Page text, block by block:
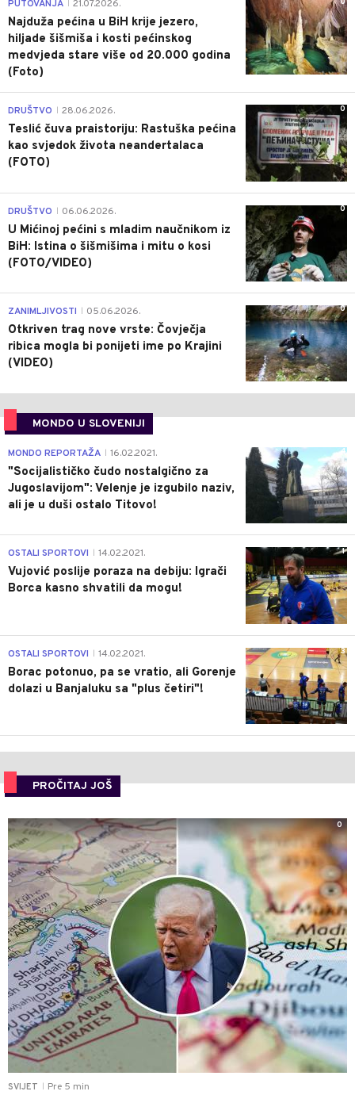
PUTOVANJA 21.07.2026.
Najduža pećina u BiH krije jezero,
hiljade šišmiša i kosti pećinskog
medvjeda stare više od 20.000 godina
(Foto)
0
DRUŠTVO 28.06.2026.
Teslić čuva praistoriju: Rastuška pećina
kao svjedok života neandertalaca
(FOTO)
0
DRUŠTVO 06.06.2026.
U Mićinoj pećini s mladim naučnikom iz
BiH: Istina o šišmišima i mitu o kosi
(FOTO/VIDEO)
0
ZANIMLJIVOSTI 05.06.2026.
Otkriven trag nove vrste: Čovječja
ribica mogla bi ponijeti ime po Krajini
(VIDEO)
MONDO U SLOVENIJI
4
MONDO REPORTAŽA 16.02.2021.
"Socijalističko čudo nostalgično za
Jugoslavijom": Velenje je izgubilo naziv,
ali je u duši ostalo Titovo!
1
OSTALI SPORTOVI 14.02.2021.
Vujović poslije poraza na debiju: Igrači
Borca kasno shvatili da mogu!
3
OSTALI SPORTOVI 14.02.2021.
Borac potonuo, pa se vratio, ali Gorenje
dolazi u Banjaluku sa "plus četiri"!
PROČITAJ JOŠ
SVIJET Pre 5 min
0